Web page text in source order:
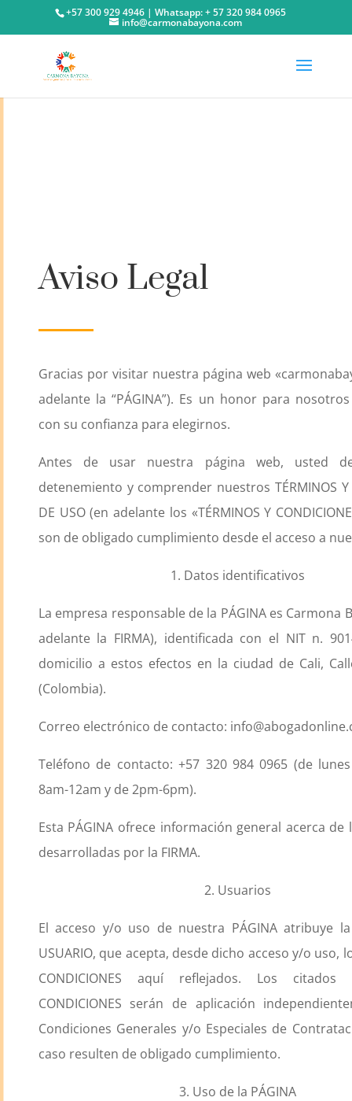
+57 300 929 4946 | Whatsapp: + 57 320 984 0965
info@carmonabayona.com
Aviso Legal
Gracias por visitar nuestra página web
adelante la “PÁGINA”). Es un honor para
con su confianza para elegirnos.
Antes de usar nuestra página web, usted
detenemiento y comprender nuestros TÉRMINOS Y
DE USO (en adelante los «TÉRMINOS Y
son de obligado cumplimiento desde el acceso a
1. Datos identificativos
La empresa responsable de la PÁGINA es Carmona
adelante la FIRMA), identificada con el NIT n.
domicilio a estos efectos en la ciudad de Cali,
(Colombia).
Correo electrónico de contacto:
Teléfono de contacto: +57 320 984 0965 (de
8am-12am y de 2pm-6pm).
Esta PÁGINA ofrece información general acerca de
desarrolladas por la FIRMA.
2. Usuarios
El acceso y/o uso de nuestra PÁGINA atribuye
USUARIO, que acepta, desde dicho acceso y/o uso,
CONDICIONES aquí reflejados. Los citados
CONDICIONES serán de aplicación
Condiciones Generales y/o Especiales de
caso resulten de obligado cumplimiento.
3. Uso de la PÁGINA